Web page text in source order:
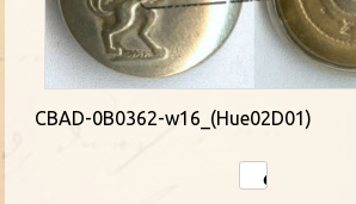
CBAD-0B0362-w16_(Hue02D01)